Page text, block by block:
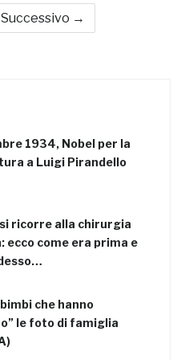
Successivo →
1934, Nobel per la
a Luigi Pirandello
ricorre alla chirurgia
ecco come era prima e
che hanno
le foto di famiglia